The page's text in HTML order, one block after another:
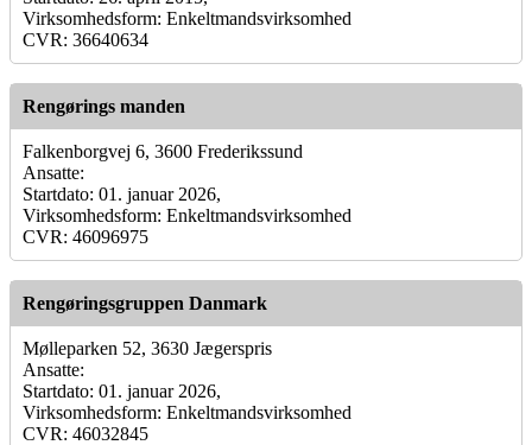
Virksomhedsform: Enkeltmandsvirksomhed
CVR: 36640634
Rengørings manden
Falkenborgvej 6, 3600 Frederikssund
Ansatte:
Startdato: 01. januar 2026,
Virksomhedsform: Enkeltmandsvirksomhed
CVR: 46096975
Rengøringsgruppen Danmark
Mølleparken 52, 3630 Jægerspris
Ansatte:
Startdato: 01. januar 2026,
Virksomhedsform: Enkeltmandsvirksomhed
CVR: 46032845